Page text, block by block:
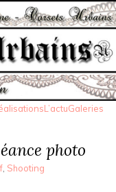
L’actuGaleries
photo
Shooting